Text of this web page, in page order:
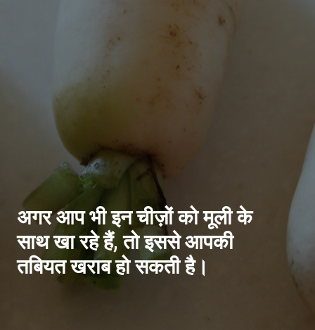
अगर आप भी इन चीज़ों को मूली के
साथ खा रहे हैं, तो इससे आपकी